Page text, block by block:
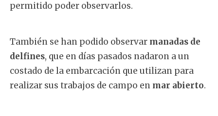
permitido poder observarlos.
También se han podido observar manadas de
delfines, que en días pasados nadaron a un
costado de la embarcación que utilizan para
realizar sus trabajos de campo en mar abierto.